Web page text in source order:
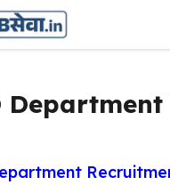
Recruitment